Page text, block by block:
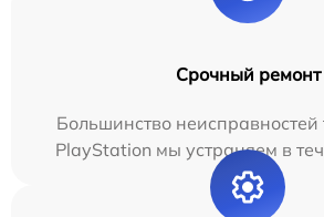
Срочный ремонт
Большинство неисправностей
PlayStation мы устраняем в